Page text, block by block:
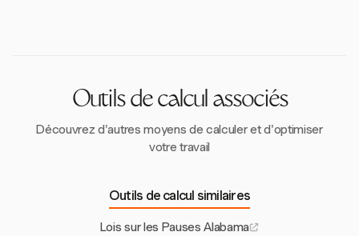
Outils de calcul associés
Découvrez d'autres moyens de calculer et d'optimiser
votre travail
Outils de calcul similaires
Lois sur les Pauses Alabama